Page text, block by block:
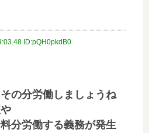
ID:pQH0pkdB0
の分労働しましょうね
分労働する義務が発生